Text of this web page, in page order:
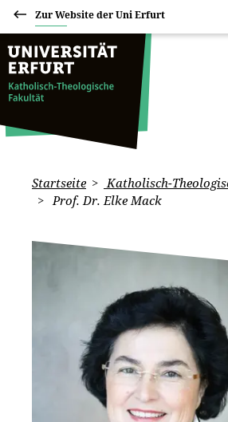
Zur Website der Uni Erfurt
Startseite Katholisch-
Prof. Dr. Elke Mack